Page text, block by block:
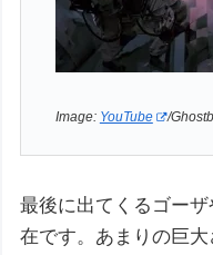
Image: YouTube /
最後に出てくるゴー
在です。あまりの巨